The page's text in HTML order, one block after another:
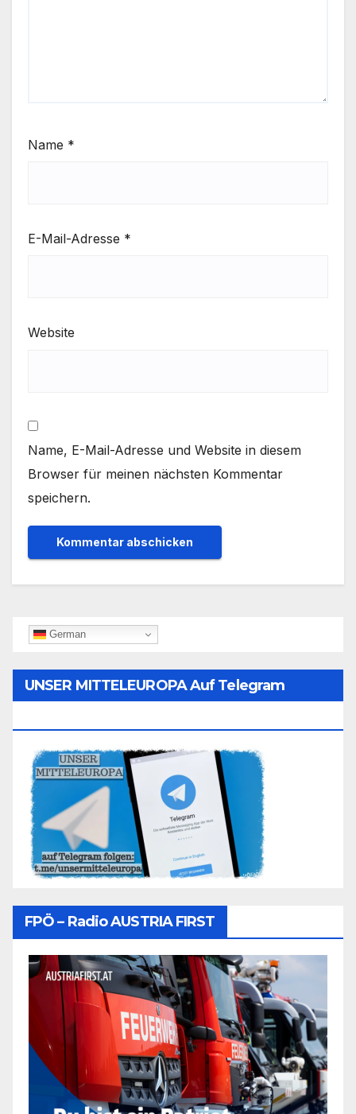
Name *
E-Mail-Adresse *
Website
Name, E-Mail-Adresse und Website in diesem
Browser für meinen nächsten Kommentar
speichern.
German
UNSER MITTELEUROPA Auf Telegram
FPÖ – Radio AUSTRIA FIRST